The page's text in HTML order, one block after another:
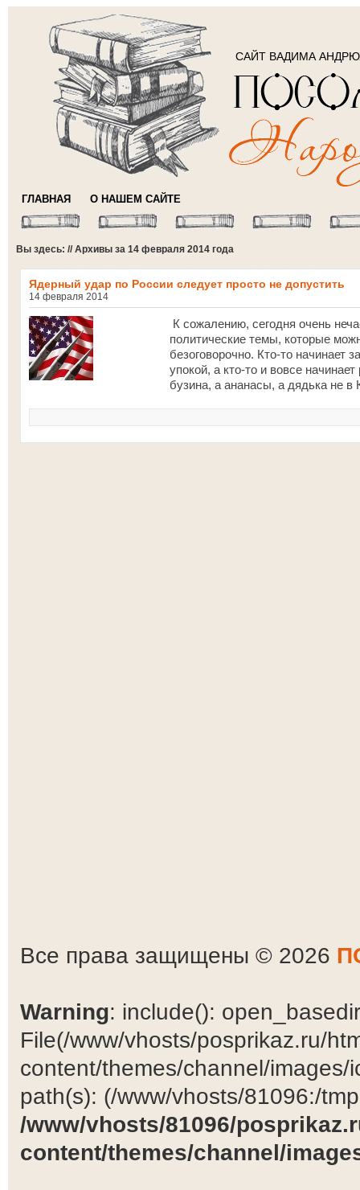
САЙТ ВАДИМА
ГЛАВНАЯ О НАШЕМ САЙТЕ
Вы здесь: // Архивы за 14 февраля 2014 года
Ядерный удар по России следует просто не допустить
14 февраля 2014
К сожалению, сегодня очень
политические темы, которые
безоговорочно. Кто-то начинает
упокой, а кто-то и вовсе
бузина, а ананасы, а дядька не
Все права защищены © 2026
Warning: include():
File(/www/vhosts/posprikaz.ru/
content/themes/channel/
path(s): (/www/vhosts/81096:/
/www/vhosts/81096/
content/themes/channel/